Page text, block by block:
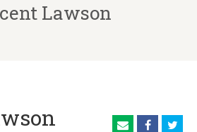
Lawson